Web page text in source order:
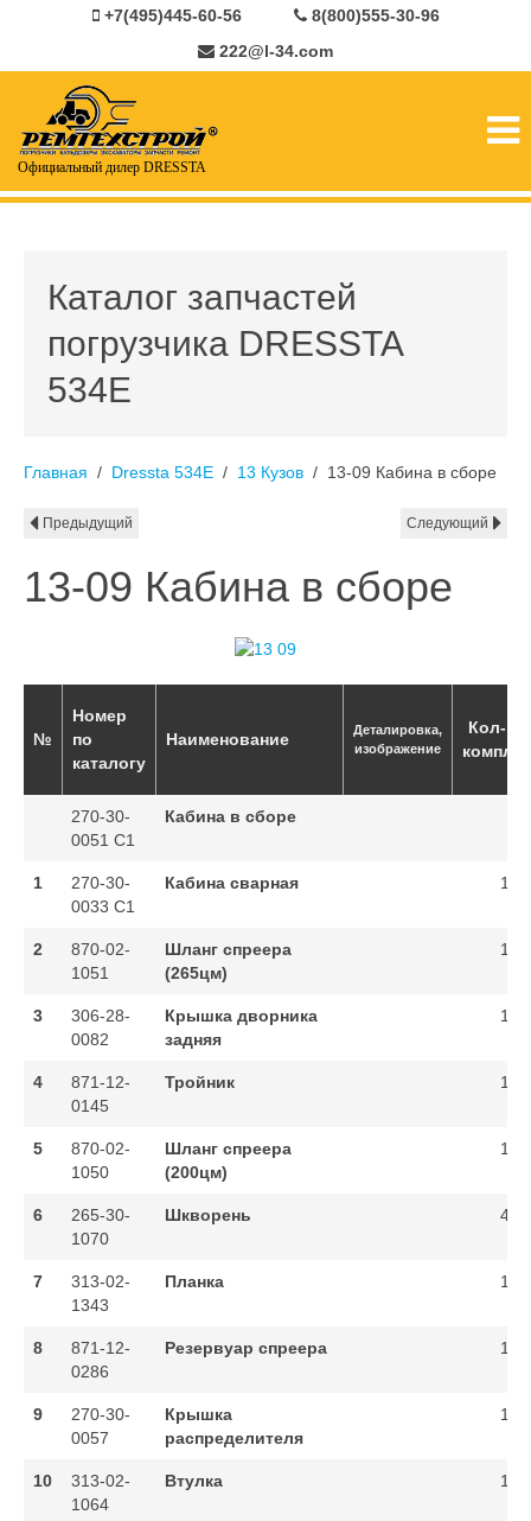
+7(495)445-60-56
8(800)555-30-96
222@l-34.com
Официальный дилер DRESSTA
Каталог запчастей
погрузчика DRESSTA
534E
Главная Dressta 534E 13 Кузов 13-09 Кабина в сборе
Предыдущий Следующий
13-09 Кабина в сборе
№
Номер
по
каталогу
Наименование
Деталировка,
изображение
Кол-во
270-30-
0051 C1
Кабина в сборе
1
270-30-
0033 C1
Кабина сварная 1
2
870-02-
1051
Шланг спреера
(265цм)
1
3
306-28-
0082
Крышка дворника
задняя
1
4
871-12-
0145
Тройник 1
5
870-02-
1050
Шланг спреера
(200цм)
1
6
265-30-
1070
Шкворень 4
7
313-02-
1343
Планка 1
8
871-12-
0286
Резервуар спреера 1
9
270-30-
0057
Крышка
распределителя
1
10
313-02-
1064
Втулка 1